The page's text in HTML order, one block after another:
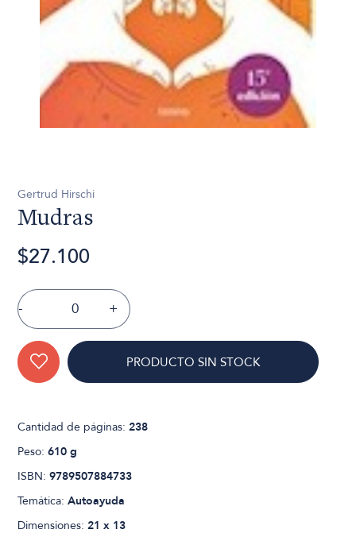
Gertrud Hirschi
Mudras
$27.100
- +
PRODUCTO SIN STOCK
Cantidad de páginas:238
Peso:610 g
ISBN:9789507884733
Temática:Autoayuda
Dimensiones:21 x 13